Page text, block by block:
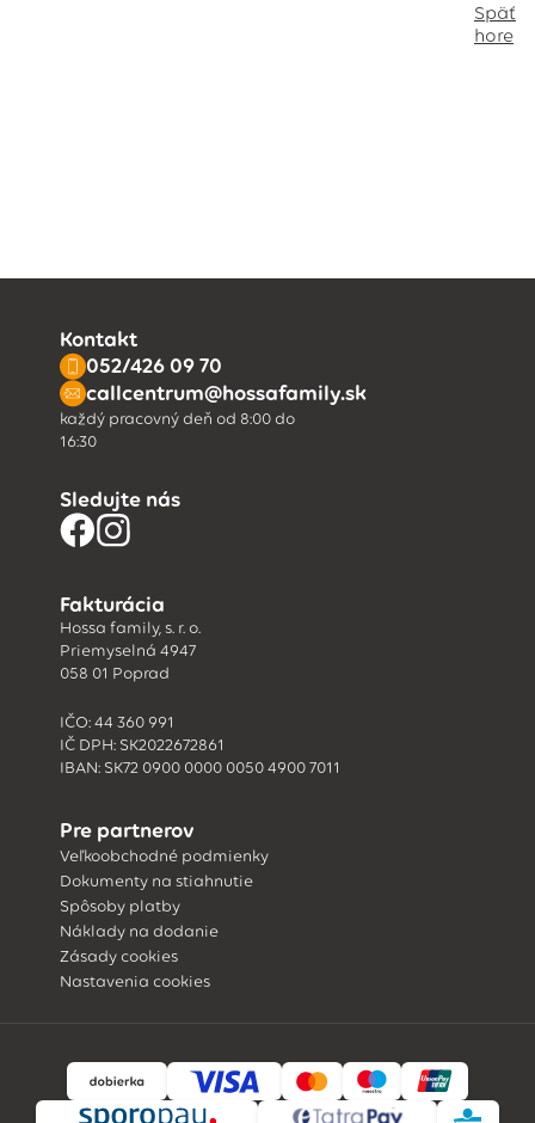
Späť
hore
Kontakt
052/426 09 70
callcentrum@hossafamily.sk
každý pracovný deň od 8:00 do
16:30
Sledujte nás
Fakturácia
Hossa family, s. r. o.
Priemyselná 4947
058 01 Poprad
IČO: 44 360 991
IČ DPH: SK2022672861
IBAN: SK72 0900 0000 0050 4900 7011
Pre partnerov
Veľkoobchodné podmienky
Dokumenty na stiahnutie
Spôsoby platby
Náklady na dodanie
Zásady cookies
Nastavenia cookies